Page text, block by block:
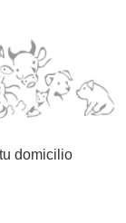
domicilio